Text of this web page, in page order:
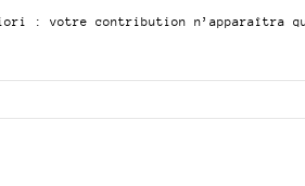
: votre contribution n’apparaîtra